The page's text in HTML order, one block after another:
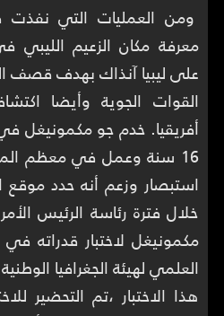
ومن العمليات التي
معرفة مكان الزعيم الليبي
على ليبيا آنذاك بهدف قصف
القوات الجوية وأيضا
أفريقيا. خدم جو مكمونيغل
16 سنة وعمل في معظم
استبصار وزعم أنه حدد موقع
خلال فترة رئاسة الرئيس
مكمونيغل لاختبار قدراته في
العلمي لهيئة الجغرافيا
هذا الاختبار ،تم التحضير